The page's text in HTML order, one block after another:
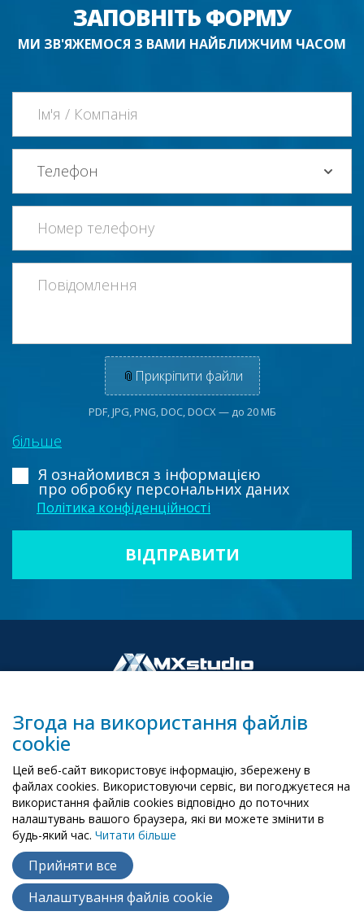
ЗАПОВНІТЬ ФОРМУ
МИ ЗВ'ЯЖЕМОСЯ З ВАМИ НАЙБЛИЖЧИМ ЧАСОМ
📎 Прикріпити файли
PDF, JPG, PNG, DOC, DOCX — до 20 МБ
більше
Я ознайомився з інформацією
про обробку персональних даних
Політика конфіденційності
biuro@mx-studio.pl
+48 574 665 299
RU EN
Copyright ©2015- 2026
MX Studio
Polityka cookie
Згода на використання файлів
cookie
Цей веб-сайт використовує інформацію, збережену в
файлах cookies. Використовуючи сервіс, ви погоджуєтеся на
використання файлів cookies відповідно до поточних
налаштувань вашого браузера, які ви можете змінити в
будь-який час. Читати більше
Прийняти все
Налаштування файлів cookie